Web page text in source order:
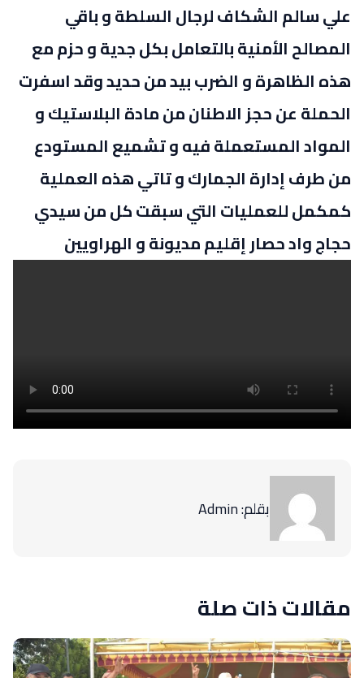
علي سالم الشكاف لرجال السلطة و باقي
المصالح الأمنية بالتعامل بكل جدية و حزم مع
هذه الظاهرة و الضرب بيد من حديد وقد اسفرت
الحملة عن حجز الاطنان من مادة البلاستيك و
المواد المستعملة فيه و تشميع المستودع
من طرف إدارة الجمارك و تاتي هذه العملية
كمكمل للعمليات التي سبقت كل من سيدي
حجاج واد حصار إقليم مديونة و الهراويين
بقلم: Admin
مقالات ذات صلة